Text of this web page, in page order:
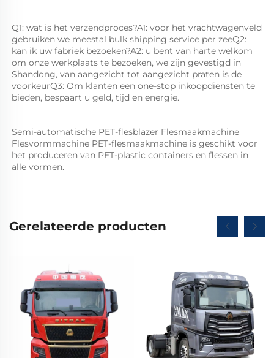
Q1: wat is het verzendproces?A1: voor het vrachtwagenveld
gebruiken we meestal bulk shipping service per zeeQ2:
kan ik uw fabriek bezoeken?A2: u bent van harte welkom
om onze werkplaats te bezoeken, we zijn gevestigd in
Shandong, van aangezicht tot aangezicht praten is de
voorkeurQ3: Om klanten een one-stop inkoopdiensten te
bieden, bespaart u geld, tijd en energie.
Semi-automatische PET-flesblazer Flesmaakmachine
Flesvormmachine PET-flesmaakmachine is geschikt voor
het produceren van PET-plastic containers en flessen in
alle vormen.
Gerelateerde producten